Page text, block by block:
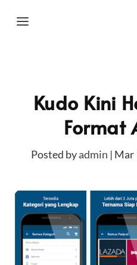
Kudo Kini
Format
Posted byadmin | Mar